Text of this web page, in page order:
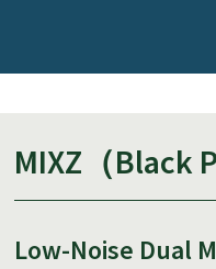
MIXZ（Black
Low-Noise Dual